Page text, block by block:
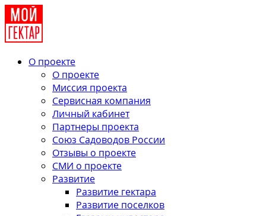
О проекте
О проекте
Миссия проекта
Сервисная компания
Личный кабинет
Партнеры проекта
Союз Садоводов России
Отзывы о проекте
СМИ о проекте
Развитие
Развитие гектара
Развитие поселков